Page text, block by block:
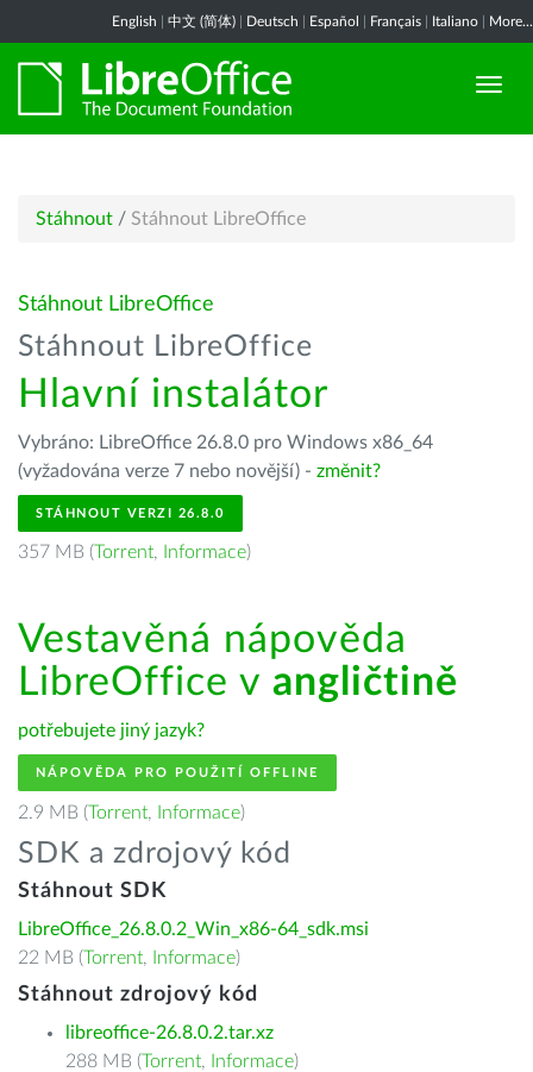
English 中文 (简体) Deutsch Español Français Italiano More...
Stáhnout / Stáhnout LibreOffice
Stáhnout LibreOffice
Stáhnout LibreOffice
Hlavní instalátor
Vybráno: LibreOffice 26.8.0 pro Windows x86_64
(vyžadována verze 7 nebo novější) - změnit?
STÁHNOUT VERZI 26.8.0
357 MB (Torrent, Informace)
Vestavěná nápověda
LibreOffice v angličtině
potřebujete jiný jazyk?
NÁPOVĚDA PRO POUŽITÍ OFFLINE
2.9 MB (Torrent, Informace)
SDK a zdrojový kód
Stáhnout SDK
LibreOffice_26.8.0.2_Win_x86-64_sdk.msi
22 MB (Torrent, Informace)
Stáhnout zdrojový kód
libreoffice-26.8.0.2.tar.xz
288 MB (Torrent, Informace)